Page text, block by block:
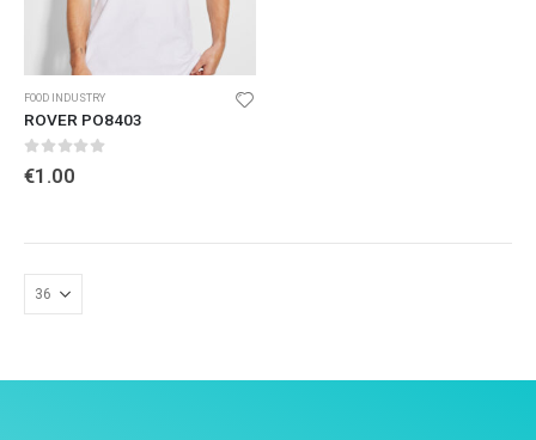
FOOD INDUSTRY
ROVER PO8403
0 out of 5
€1.00